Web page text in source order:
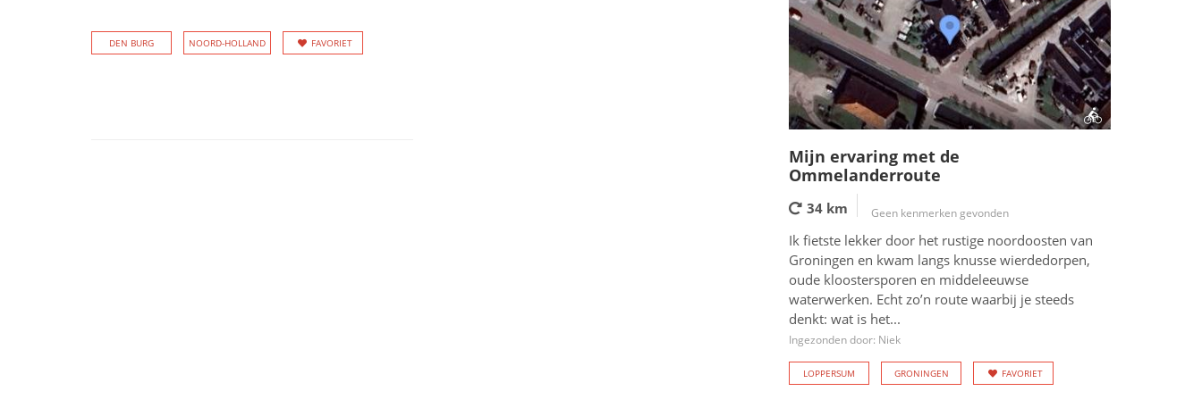
DEN BURG NOORD-HOLLAND FAVORIET
Mijn ervaring met de
Ommelanderroute
34 km Geen kenmerken gevonden
Ik fietste lekker door het rustige noordoosten van
Groningen en kwam langs knusse wierdedorpen,
oude kloostersporen en middeleeuwse
waterwerken. Echt zo’n route waarbij je steeds
denkt: wat is het...
Ingezonden door: Niek
LOPPERSUM GRONINGEN FAVORIET